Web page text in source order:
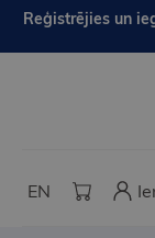
Reģistrējies un
EN